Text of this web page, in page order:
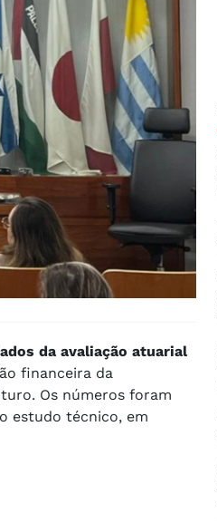
da avaliação atuarial
financeira da
Os números foram
estudo técnico, em